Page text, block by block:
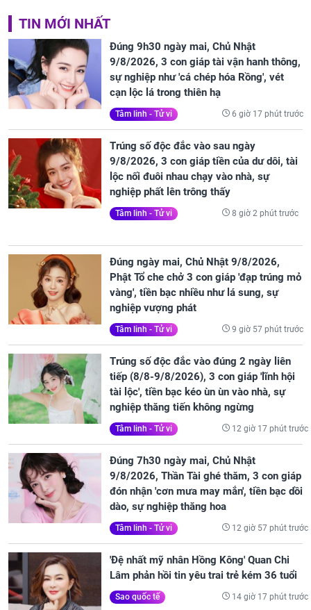
TIN MỚI NHẤT
Đúng 9h30 ngày mai, Chủ Nhật
9/8/2026, 3 con giáp tài vận hanh thông,
sự nghiệp như 'cá chép hóa Rồng', vét
cạn lộc lá trong thiên hạ
Tâm linh - Tử vi 6 giờ 17 phút trước
Trúng số độc đắc vào sau ngày
9/8/2026, 3 con giáp tiền của dư dôi, tài
lộc nối đuôi nhau chạy vào nhà, sự
nghiệp phất lên trông thấy
Tâm linh - Tử vi 8 giờ 2 phút trước
Đúng ngày mai, Chủ Nhật 9/8/2026,
Phật Tổ che chở 3 con giáp 'đạp trúng mỏ
vàng', tiền bạc nhiều như lá sung, sự
nghiệp vượng phát
Tâm linh - Tử vi 9 giờ 57 phút trước
Trúng số độc đắc vào đúng 2 ngày liên
tiếp (8/8-9/8/2026), 3 con giáp 'lĩnh hội
tài lộc', tiền bạc kéo ùn ùn vào nhà, sự
nghiệp thăng tiến không ngừng
Tâm linh - Tử vi 12 giờ 17 phút trước
Đúng 7h30 ngày mai, Chủ Nhật
9/8/2026, Thần Tài ghé thăm, 3 con giáp
đón nhận 'cơn mưa may mắn', tiền bạc dồi
dào, sự nghiệp thăng hoa
Tâm linh - Tử vi 12 giờ 57 phút trước
'Đệ nhất mỹ nhân Hồng Kông' Quan Chi
Lâm phản hồi tin yêu trai trẻ kém 36 tuổi
Sao quốc tế 14 giờ 17 phút trước